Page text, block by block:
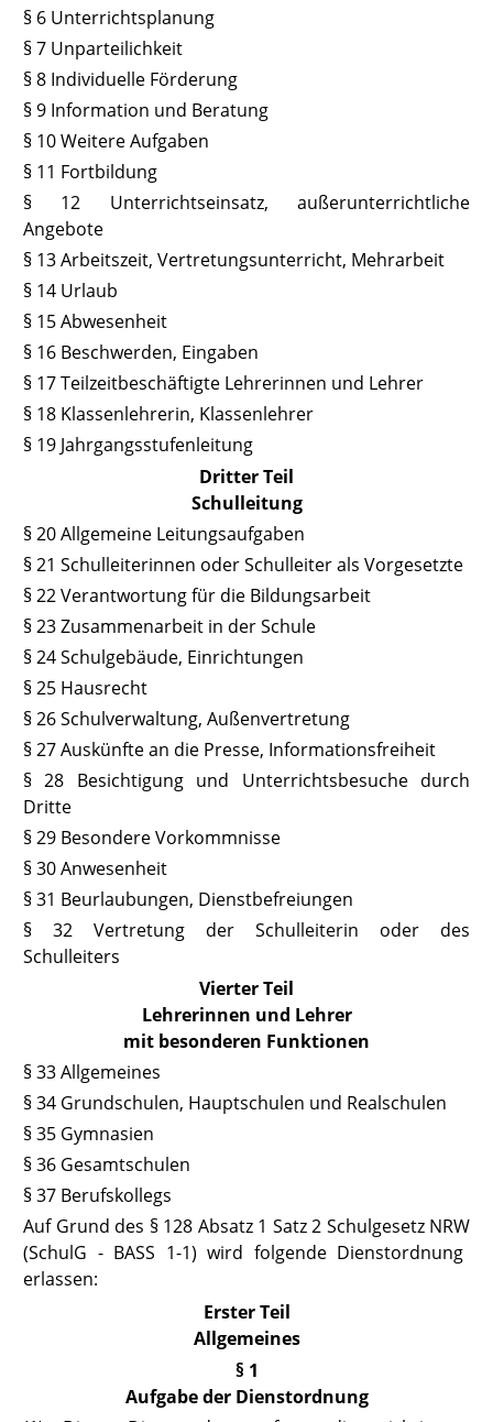
§ 6 Unterrichtsplanung
§ 7 Unparteilichkeit
§ 8 Individuelle Förderung
§ 9 Information und Beratung
§ 10 Weitere Aufgaben
§ 11 Fortbildung
§ 12 Unterrichtseinsatz, außerunterrichtliche
Angebote
§ 13 Arbeitszeit, Vertretungsunterricht, Mehrarbeit
§ 14 Urlaub
§ 15 Abwesenheit
§ 16 Beschwerden, Eingaben
§ 17 Teilzeitbeschäftigte Lehrerinnen und Lehrer
§ 18 Klassenlehrerin, Klassenlehrer
§ 19 Jahrgangsstufenleitung
Dritter Teil
Schulleitung
§ 20 Allgemeine Leitungsaufgaben
§ 21 Schulleiterinnen oder Schulleiter als Vorgesetzte
§ 22 Verantwortung für die Bildungsarbeit
§ 23 Zusammenarbeit in der Schule
§ 24 Schulgebäude, Einrichtungen
§ 25 Hausrecht
§ 26 Schulverwaltung, Außenvertretung
§ 27 Auskünfte an die Presse, Informationsfreiheit
§ 28 Besichtigung und Unterrichtsbesuche durch
Dritte
§ 29 Besondere Vorkommnisse
§ 30 Anwesenheit
§ 31 Beurlaubungen, Dienstbefreiungen
§ 32 Vertretung der Schulleiterin oder des
Schulleiters
Vierter Teil
Lehrerinnen und Lehrer
mit besonderen Funktionen
§ 33 Allgemeines
§ 34 Grundschulen, Hauptschulen und Realschulen
§ 35 Gymnasien
§ 36 Gesamtschulen
§ 37 Berufskollegs
Auf Grund des § 128 Absatz 1 Satz 2 Schulgesetz NRW
(SchulG - BASS 1-1) wird folgende Dienstordnung
erlassen:
Erster Teil
Allgemeines
§ 1
Aufgabe der Dienstordnung